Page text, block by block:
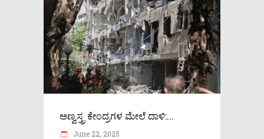
ಅಣ್ವಸ್ತ್ರ ಕೇಂದ್ರಗಳ ಮೇಲೆ ದಾಳಿ:...
June 22, 2025